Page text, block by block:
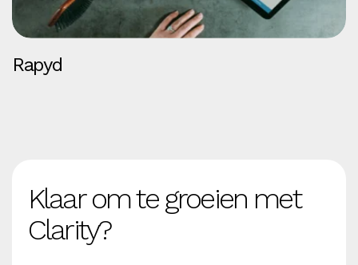
Rapyd
Klaar om te groeien met
Clarity?